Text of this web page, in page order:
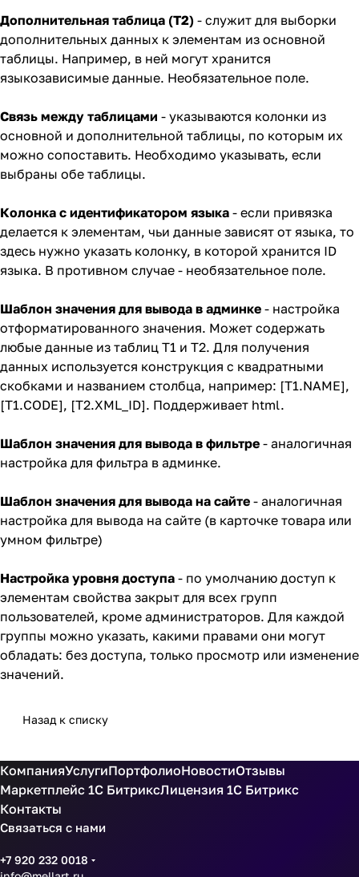
Дополнительная таблица (T2) - служит для выборки
дополнительных данных к элементам из основной
таблицы. Например, в ней могут хранится
языкозависимые данные. Необязательное поле.
Связь между таблицами - указываются колонки из
основной и дополнительной таблицы, по которым их
можно сопоставить. Необходимо указывать, если
выбраны обе таблицы.
Колонка с идентификатором языка - если привязка
делается к элементам, чьи данные зависят от языка, то
здесь нужно указать колонку, в которой хранится ID
языка. В противном случае - необязательное поле.
Шаблон значения для вывода в админке - настройка
отформатированного значения. Может содержать
любые данные из таблиц T1 и T2. Для получения
данных используется конструкция с квадратными
скобками и названием столбца, например: [T1.NAME],
[T1.CODE], [T2.XML_ID]. Поддерживает html.
Шаблон значения для вывода в фильтре - аналогичная
настройка для фильтра в админке.
Шаблон значения для вывода на сайте - аналогичная
настройка для вывода на сайте (в карточке товара или
умном фильтре)
Настройка уровня доступа - по умолчанию доступ к
элементам свойства закрыт для всех групп
пользователей, кроме администраторов. Для каждой
группы можно указать, какими правами они могут
обладать: без доступа, только просмотр или изменение
значений.
Назад к списку
КомпанияУслугиПортфолиоНовостиОтзывы
Маркетплейс 1С БитриксЛицензия 1С Битрикс
Контакты
Связаться с нами
+7 920 232 0018